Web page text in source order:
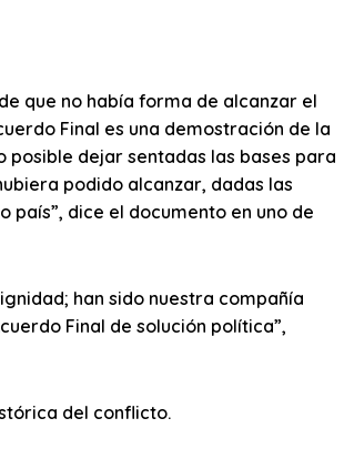
que no había forma de alcanzar el
Final es una demostración de la
posible dejar sentadas las bases para
podido alcanzar, dadas las
dice el documento en uno de
han sido nuestra compañía
Final de solución política”,
del conflicto.